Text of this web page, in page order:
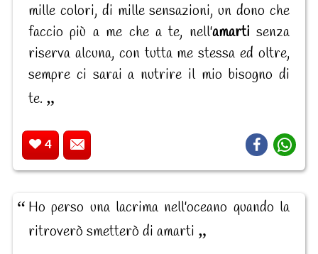
mille colori, di mille sensazioni, un dono che
faccio più a me che a te, nell'amarti senza
riserva alcuna, con tutta me stessa ed oltre,
sempre ci sarai a nutrire il mio bisogno di
te.
4
Ho perso una lacrima nell'oceano quando la
ritroverò smetterò di amarti